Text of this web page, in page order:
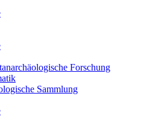
Forschung
Sammlung